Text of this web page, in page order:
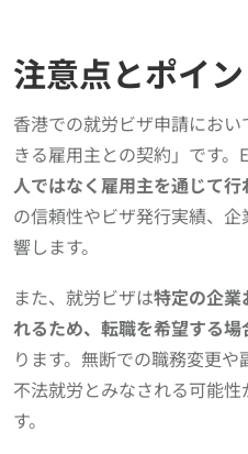
注意点とポイ
香港での就労ビザ申請にお
きる雇用主との契約」です
人ではなく雇用主を通じて行
の信頼性やビザ発行実績、
響します。
また、就労ビザは特定の企業
れるため、転職を希望する
ります。無断での職務変更
不法就労とみなされる可能
す。